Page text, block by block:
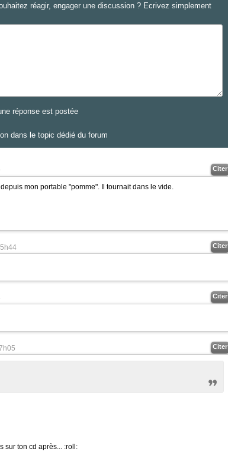
réagir, engager une discussion ? Ecrivez simplement
réponse est postée
dans le topic dédié du forum
Citer
mon portable "pomme". Il tournait dans le vide.
Citer
Citer
Citer
sur ton cd après... :roll: